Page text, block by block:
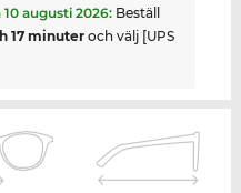
10 augusti 2026: Beställ
17 minuteroch välj [UPS